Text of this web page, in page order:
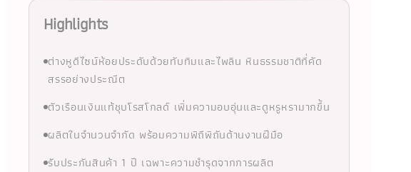
Highlights
ต่างหูดีไซน์ห้อยประดับด้วยทับทิมและไพลิน หินธรรมชาติที่คัด
สรรอย่างประณีต
ตัวเรือนเงินแท้ชุบโรสโกลด์ เพิ่มความอบอุ่นและดูหรูหรามากขึ้น
ผลิตในจำนวนจำกัด พร้อมความพิถีพิถันด้านงานฝีมือ
รับประกันสินค้า 1 ปี เฉพาะความชำรุดจากการผลิต